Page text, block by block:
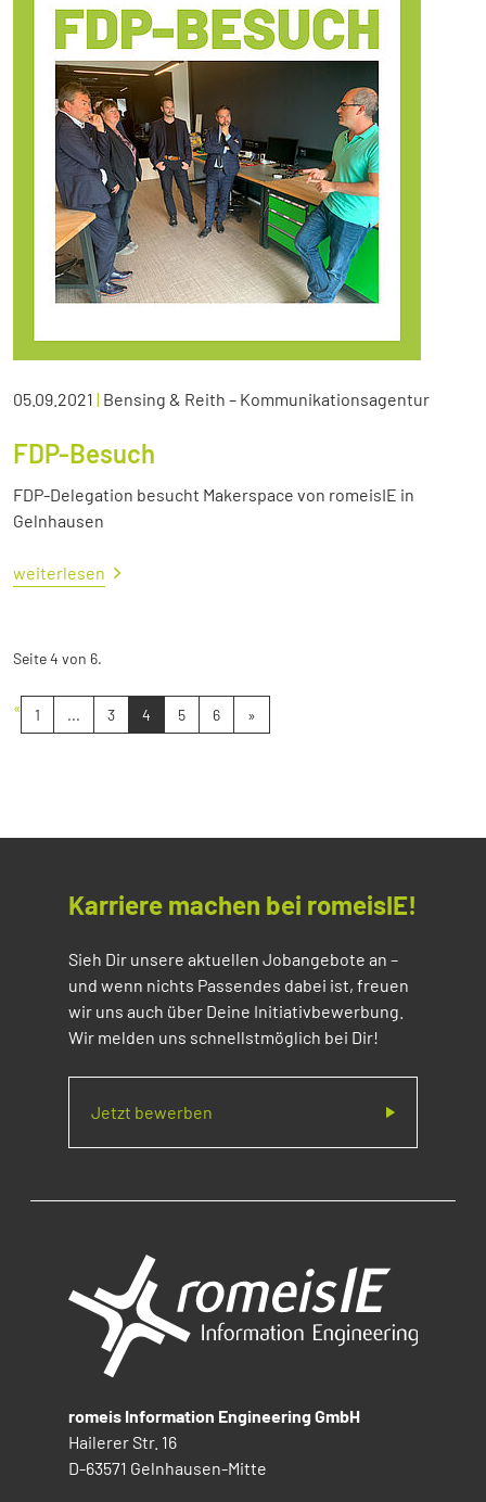
05.09.2021 | Bensing & Reith – Kommunikationsagentur
FDP-Besuch
FDP-Delegation besucht Makerspace von romeisIE in
Gelnhausen
weiterlesen
Seite 4 von 6.
« 1 ... 3 4 5 6 »
Karriere machen bei romeisIE!
Sieh Dir unsere aktuellen Jobangebote an –
und wenn nichts Passendes dabei ist, freuen
wir uns auch über Deine Initiativbewerbung.
Wir melden uns schnellstmöglich bei Dir!
Jetzt bewerben
romeis Information Engineering GmbH
Hailerer Str. 16
D-63571 Gelnhausen-Mitte